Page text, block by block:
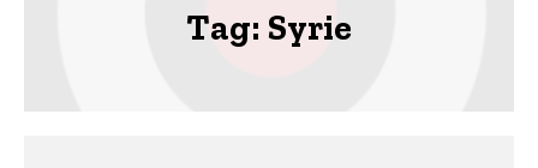
Tag: Syrie